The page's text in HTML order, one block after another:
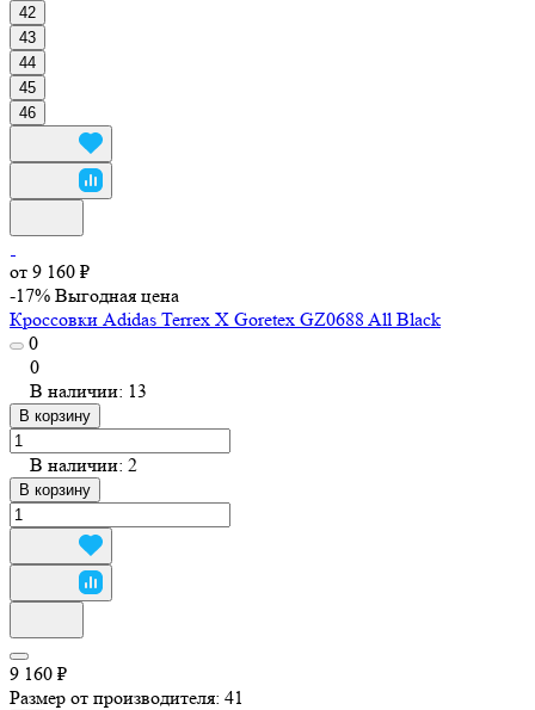
42
43
44
45
46
от 9 160 ₽
-17% Выгодная цена
Кроссовки Adidas Terrex X Goretex GZ0688 All Black
0
0
В наличии: 13
В корзину
В наличии: 2
В корзину
9 160 ₽
Размер от производителя: 41